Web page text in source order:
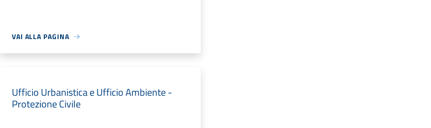
VAI ALLA PAGINA
Ufficio Urbanistica e Ufficio Ambiente -
Protezione Civile